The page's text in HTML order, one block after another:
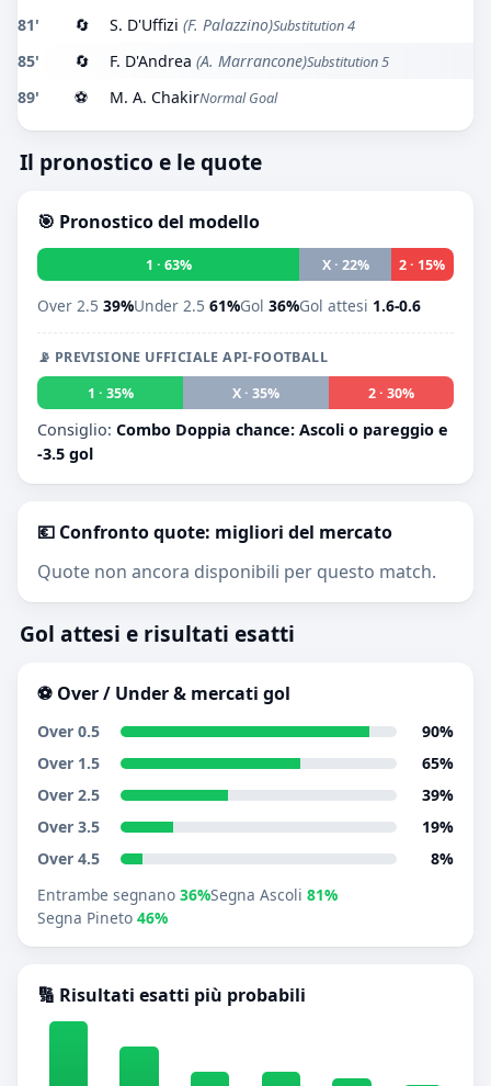
81' 🔄 S. D'Uffizi (F. Palazzino)Substitution 4
85' 🔄 F. D'Andrea (A. Marrancone)Substitution 5
89' ⚽ M. A. ChakirNormal Goal
Il pronostico e le quote
🎯 Pronostico del modello
1 · 63% X · 22% 2 · 15%
Over 2.5 39%Under 2.5 61%Gol 36%Gol attesi 1.6-0.6
📡 PREVISIONE UFFICIALE API-FOOTBALL
1 · 35%
X · 35% 2 · 30%
Consiglio: Combo Doppia chance: Ascoli o pareggio e
-3.5 gol
💶 Confronto quote: migliori del mercato
Quote non ancora disponibili per questo match.
Gol attesi e risultati esatti
⚽ Over / Under & mercati gol
Over 0.5
90%
Over 1.5
65%
Over 2.5
39%
Over 3.5
19%
Over 4.5
8%
Entrambe segnano 36%Segna Ascoli 81%
Segna Pineto 46%
🔢 Risultati esatti più probabili